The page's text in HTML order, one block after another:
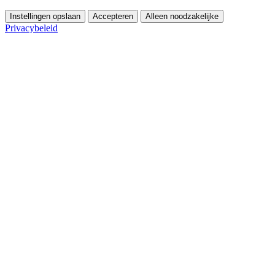
Instellingen opslaan Accepteren Alleen noodzakelijke
Privacybeleid